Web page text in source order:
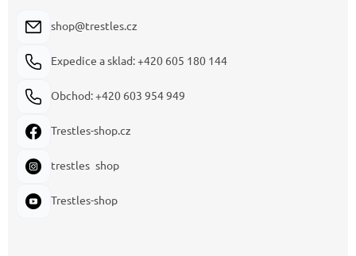
shop@trestles.cz
Expedice a sklad: +420 605 180 144
Obchod: +420 603 954 949
Trestles-shop.cz
trestles_shop
Trestles-shop